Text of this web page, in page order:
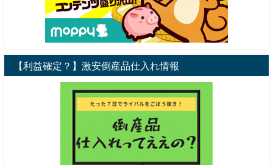
【利益確定？】激安倒産品仕入れ情報